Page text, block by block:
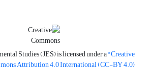
Studies (JES) is licensed under a"Creative
Attribution 4.0 International (CC-BY 4.0)"